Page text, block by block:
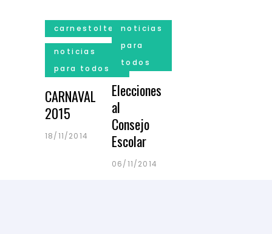
carnestoltes
noticias
para todos
CARNAVAL
2015
18/11/2014
noticias
para
todos
Elecciones
al
Consejo
Escolar
06/11/2014